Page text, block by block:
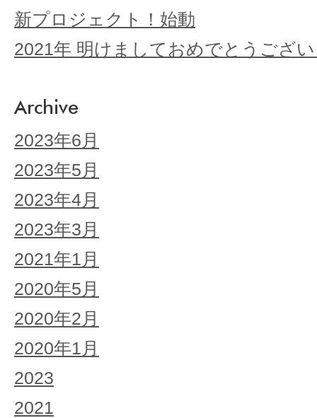
新プロジェクト！始動
2021年 明けましておめでとうござ
Archive
2023年6月
2023年5月
2023年4月
2023年3月
2021年1月
2020年5月
2020年2月
2020年1月
2023
2021